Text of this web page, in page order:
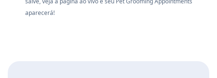
aparecerá!